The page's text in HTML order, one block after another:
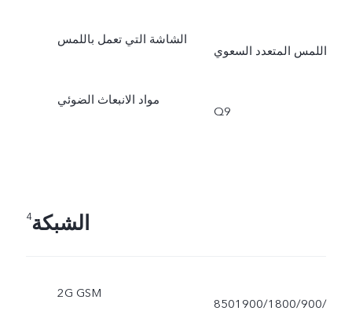
الشاشة التي تعمل باللمس
اللمس المتعدد السعوي
مواد الانبعاث الضوئي
Q9
الشبكة4
2G GSM
850‏/900‏/1800‏/1900